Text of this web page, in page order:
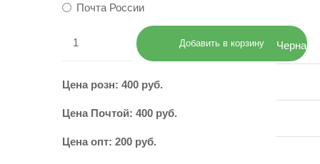
Черная
Почта России
Цена розн: 400 руб.
Цена Почтой: 400 руб.
Цена опт: 200 руб.